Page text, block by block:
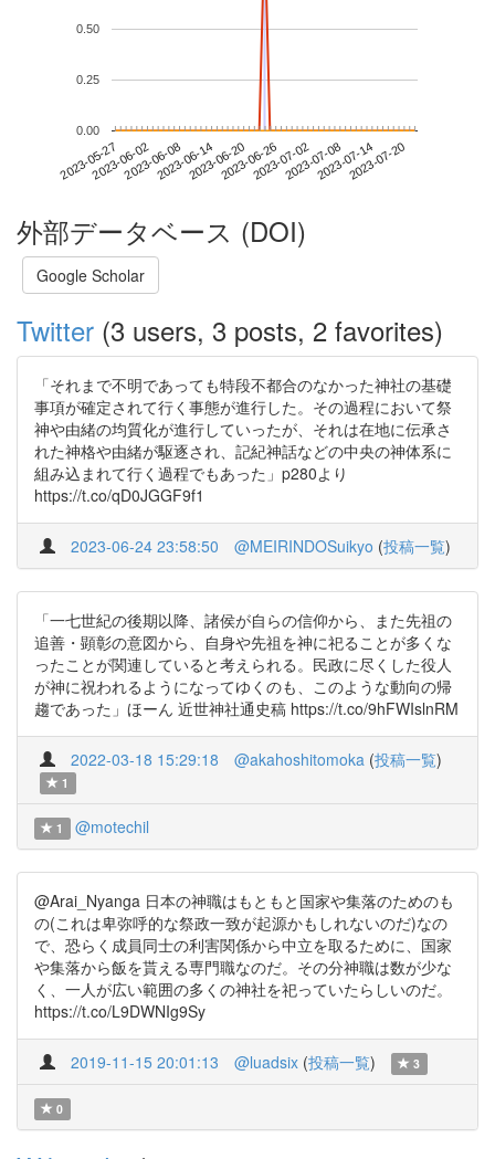
2023-05-272023-06-022023-06-082023-06-142023-06-202023-06-262023-07-022023-07-082023-07-142023-07-20
0.00
0.25
0.50
外部データベース (DOI)
Google Scholar
Twitter (3 users, 3 posts, 2 favorites)
「それまで不明であっても特段不都合のなかった神社の基礎
事項が確定されて行く事態が進行した。その過程において祭
神や由緒の均質化が進行していったが、それは在地に伝承さ
れた神格や由緒が駆逐され、記紀神話などの中央の神体系に
組み込まれて行く過程でもあった」p280より
https://t.co/qD0JGGF9f1
2023-06-24 23:58:50 @MEIRINDOSuikyo (投稿一覧)
「一七世紀の後期以降、諸侯が自らの信仰から、また先祖の
追善・顕彰の意図から、自身や先祖を神に祀ることが多くな
ったことが関連していると考えられる。民政に尽くした役人
が神に祝われるようになってゆくのも、このような動向の帰
趨であった」ほーん 近世神社通史稿 https://t.co/9hFWIslnRM
2022-03-18 15:29:18 @akahoshitomoka (投稿一覧)
1
1 @motechil
@Arai_Nyanga 日本の神職はもともと国家や集落のためのも
の(これは卑弥呼的な祭政一致が起源かもしれないのだ)なの
で、恐らく成員同士の利害関係から中立を取るために、国家
や集落から飯を貰える専門職なのだ。その分神職は数が少な
く、一人が広い範囲の多くの神社を祀っていたらしいのだ。
https://t.co/L9DWNIg9Sy
2019-11-15 20:01:13 @luadsix (投稿一覧) 3
0